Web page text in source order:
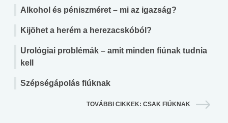
Alkohol és péniszméret – mi az igazság?
Kijöhet a herém a herezacskóból?
Urológiai problémák – amit minden fiúnak tudnia
kell
Szépségápolás fiúknak
TOVÁBBI CIKKEK: CSAK FIÚKNAK